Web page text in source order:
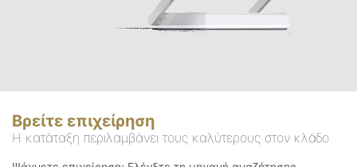
Βρείτε επιχείρηση
Η κατάταξη περιλαμβάνει τους καλύτερους στον κλάδο